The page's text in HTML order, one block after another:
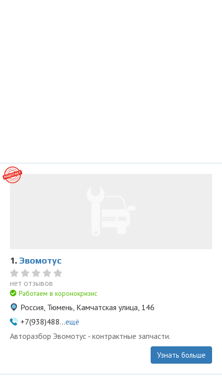
1. Эвомотус
нет отзывов
Работаем в коронокризис
Россия, Тюмень, Камчатская улица, 146
+7(938)488...ещё
Авторазбор Эвомотус - контрактные запчасти.
Узнать больше